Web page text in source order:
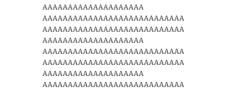
AAAAAAAAAAAAAAAAAAAA
AAAAAAAAAAAAAAAAAAAAAAAAAAAA
AAAAAAAAAAAAAAAAAAAAAAAAAAAA
AAAAAAAAAAAAAAAAAAAA
AAAAAAAAAAAAAAAAAAAAAAAAAAAA
AAAAAAAAAAAAAAAAAAAAAAAAAAAA
AAAAAAAAAAAAAAAAAAAA
AAAAAAAAAAAAAAAAAAAAAAAAAAAA